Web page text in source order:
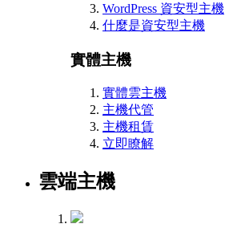
WordPress 資安型主機
什麼是資安型主機
實體主機
實體雲主機
主機代管
主機租賃
立即瞭解
雲端主機